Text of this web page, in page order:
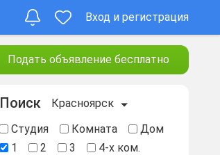
Вход и регистрация
Подать объявление бесплатно
Поиск
Красноярск
Студия
Комната
Дом
1
2 3
4-х ком.